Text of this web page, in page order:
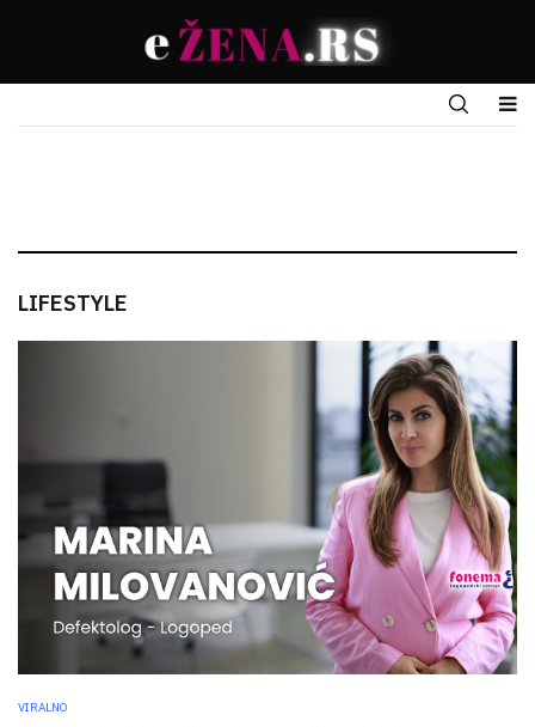
LIFESTYLE
VIRALNO